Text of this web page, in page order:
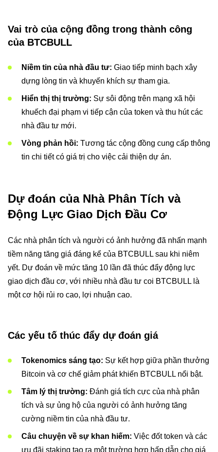
Vai trò của cộng đồng trong thành công
của BTCBULL
Niềm tin của nhà đầu tư: Giao tiếp minh bạch xây
dựng lòng tin và khuyến khích sự tham gia.
Hiển thị thị trường: Sự sôi động trên mạng xã hội
khuếch đại phạm vi tiếp cận của token và thu hút các
nhà đầu tư mới.
Vòng phản hồi: Tương tác cộng đồng cung cấp thông
tin chi tiết có giá trị cho việc cải thiện dự án.
Dự đoán của Nhà Phân Tích và
Động Lực Giao Dịch Đầu Cơ
Các nhà phân tích và người có ảnh hưởng đã nhấn mạnh
tiềm năng tăng giá đáng kể của BTCBULL sau khi niêm
yết. Dự đoán về mức tăng 10 lần đã thúc đẩy động lực
giao dịch đầu cơ, với nhiều nhà đầu tư coi BTCBULL là
một cơ hội rủi ro cao, lợi nhuận cao.
Các yếu tố thúc đẩy dự đoán giá
Tokenomics sáng tạo: Sự kết hợp giữa phần thưởng
Bitcoin và cơ chế giảm phát khiến BTCBULL nổi bật.
Tâm lý thị trường: Đánh giá tích cực của nhà phân
tích và sự ủng hộ của người có ảnh hưởng tăng
cường niềm tin của nhà đầu tư.
Câu chuyện về sự khan hiếm: Việc đốt token và các
ưu đãi staking tạo ra một trường hợp hấp dẫn cho giá